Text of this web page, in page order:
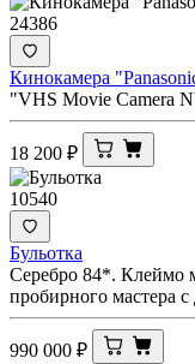
24386
Кинокамера
"VHS Movie Camera
18 200 ₽
10540
Бульотка
Серебро 84*. Клеймо
пробирного мастера
990 000 ₽